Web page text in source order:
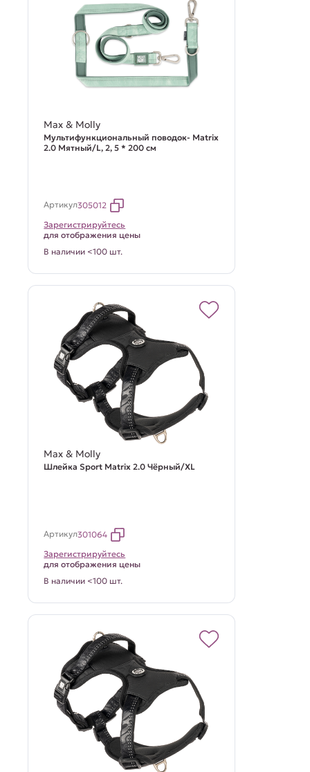
Max & Molly
Мультифункциональный поводок- Matrix
2.0 Мятный/L, 2, 5 * 200 см
Артикул305012
Зарегистрируйтесь
для отображения цены
В наличии <100 шт.
Max & Molly
Шлейка Sport Matrix 2.0 Чёрный/XL
Артикул301064
Зарегистрируйтесь
для отображения цены
В наличии <100 шт.